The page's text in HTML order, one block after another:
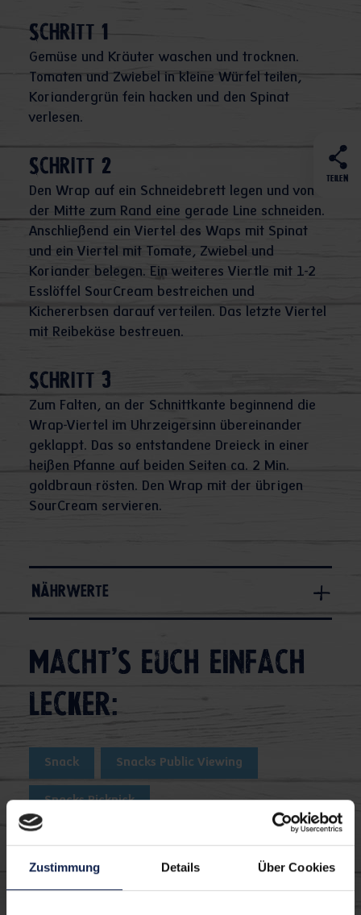
Zustimmung Details Über Cookies
TEILEN
Schritt 1
Gemüse und Kräuter waschen und trocknen.
Tomaten und Zwiebel in kleine Würfel teilen,
Koriandergrün fein hacken und den Spinat
verlesen.
Schritt 2
Den Wrap auf ein Schneidebrett legen und von
der Mitte zum Rand eine gerade Line schneiden.
Anschließend ein Viertel des Waps mit Spinat
und ein Viertel mit Tomate, Zwiebel und
Koriander belegen. Ein weiteres Viertle mit 1-2
Esslöffel SourCream bestreichen und
Kichererbsen darauf verteilen. Das letzte Viertel
mit Reibekäse bestreuen.
Schritt 3
Zum Falten, an der Schnittkante beginnend die
Wrap-Viertel im Uhrzeigersinn übereinander
geklappt. Das so entstandene Dreieck in einer
heißen Pfanne auf beiden Seiten ca. 2 Min.
goldbraun rösten. Den Wrap mit der übrigen
SourCream servieren.
Nährwerte
Macht's euch einfach
lecker:
Snack Snacks Public Viewing
Snacks Picknick
Wraps Kräuterquark